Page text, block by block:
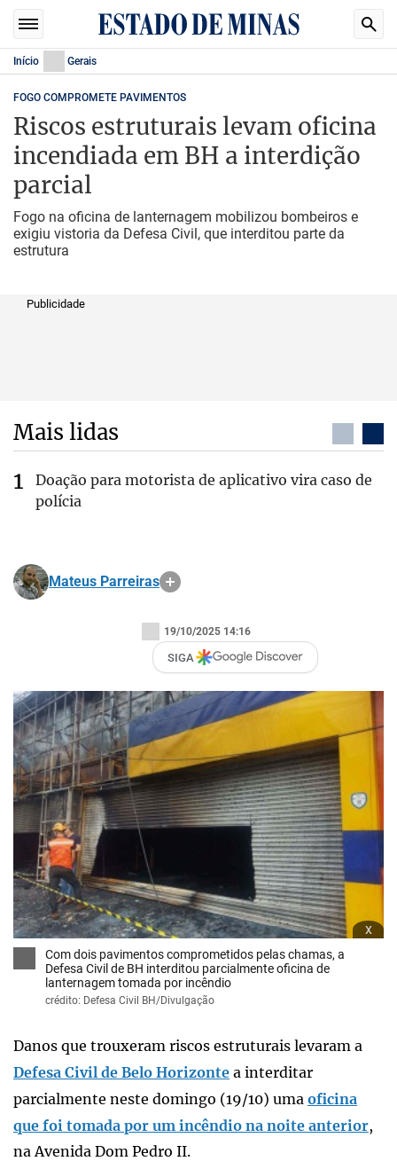
Início Gerais
FOGO COMPROMETE PAVIMENTOS
Riscos estruturais levam oficina
incendiada em BH a interdição
parcial
Fogo na oficina de lanternagem mobilizou bombeiros e
exigiu vistoria da Defesa Civil, que interditou parte da
estrutura
Publicidade
Mais lidas
Doação para motorista de aplicativo vira caso de
polícia
Mateus Parreiras
19/10/2025 14:16
SIGA
x
Com dois pavimentos comprometidos pelas chamas, a
Defesa Civil de BH interditou parcialmente oficina de
lanternagem tomada por incêndio
crédito: Defesa Civil BH/Divulgação
Danos que trouxeram riscos estruturais levaram a
Defesa Civil de Belo Horizonte a interditar
parcialmente neste domingo (19/10) uma oficina
que foi tomada por um incêndio na noite anterior,
na Avenida Dom Pedro II.